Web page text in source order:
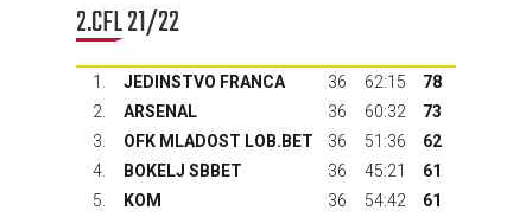
2.CFL 21/22
1. JEDINSTVO FRANCA 36 62:15
78
2.
ARSENAL 36 60:32
73
3.
OFK MLADOST LOB.BET 36 51:36
62
4.
BOKELJ SBBET 36 45:21
61
5.
KOM 36 54:42
61